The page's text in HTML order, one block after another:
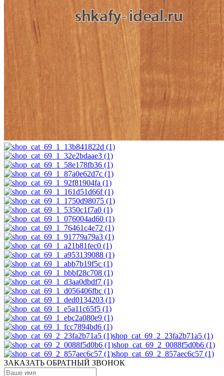
shop_cat_69_2_23fa2b71a5 (1)
shop_cat_69_2_0088f5d0b6 (1)
shop_cat_69_2_857aec6c57 (1)
ЗАКАЗАТЬ ОБРАТНЫЙ ЗВОНОК